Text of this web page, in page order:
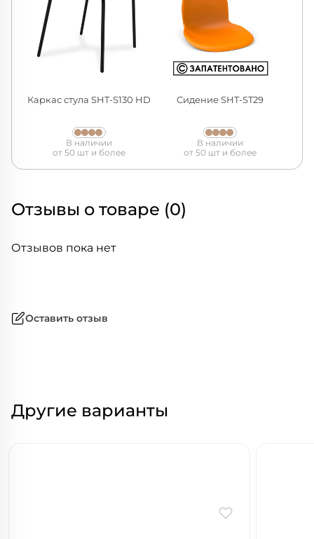
Каркас стула SHT-S130 HD
В наличии
от 50 шт и более
Сидение SHT-ST29
В наличии
от 50 шт и более
Отзывы о товаре (0)
Отзывов пока нет
Оставить отзыв
Другие варианты